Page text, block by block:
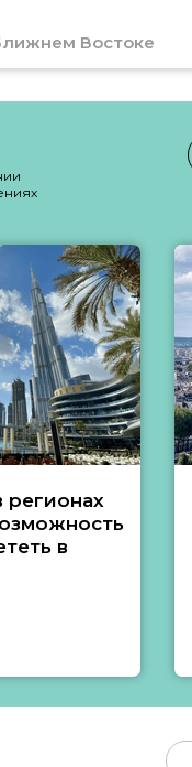
Востоке
регионах
в